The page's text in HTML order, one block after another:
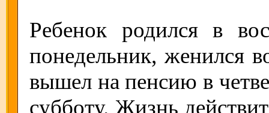
Ребенок родился в
понедельник, женился
вышел на пенсию в
субботу. Жизнь